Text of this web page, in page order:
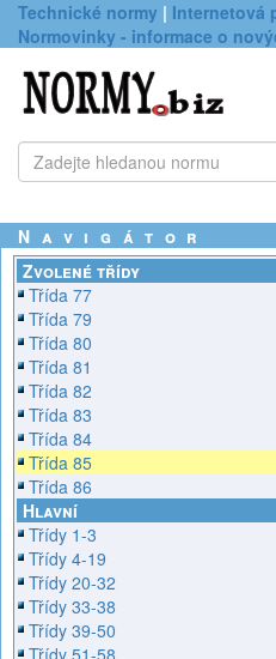
Technické normy | Internetová
Normovinky - informace o
Navigátor
Zvolené třídy
Třída 77
Třída 79
Třída 80
Třída 81
Třída 82
Třída 83
Třída 84
Třída 85
Třída 86
Hlavní
Třídy 1-3
Třídy 4-19
Třídy 20-32
Třídy 33-38
Třídy 39-50
Třídy 51-58